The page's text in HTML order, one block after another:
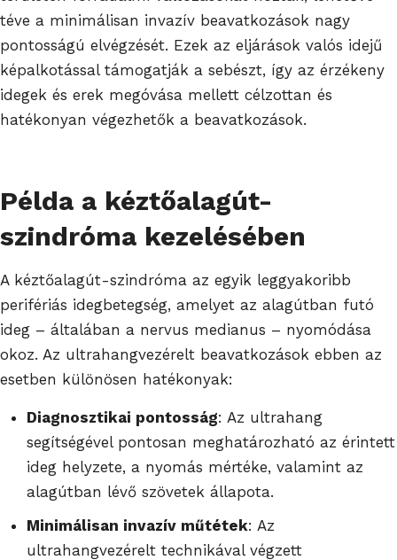
téve a minimálisan invazív beavatkozások nagy
pontosságú elvégzését. Ezek az eljárások valós idejű
képalkotással támogatják a sebészt, így az érzékeny
idegek és erek megóvása mellett célzottan és
hatékonyan végezhetők a beavatkozások.
Példa a kéztőalagút-
szindróma kezelésében
A kéztőalagút-szindróma az egyik leggyakoribb
perifériás idegbetegség, amelyet az alagútban futó
ideg – általában a nervus medianus – nyomódása
okoz. Az ultrahangvezérelt beavatkozások ebben az
esetben különösen hatékonyak:
Diagnosztikai pontosság: Az ultrahang
segítségével pontosan meghatározható az érintett
ideg helyzete, a nyomás mértéke, valamint az
alagútban lévő szövetek állapota.
Minimálisan invazív műtétek: Az
ultrahangvezérelt technikával végzett